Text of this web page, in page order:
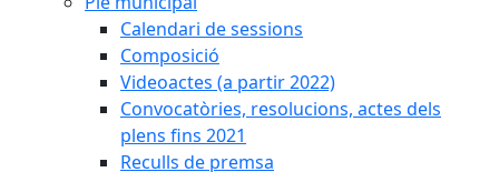
Calendari de sessions
Composició
Videoactes (a partir 2022)
Convocatòries, resolucions, actes dels
plens fins 2021
Reculls de premsa